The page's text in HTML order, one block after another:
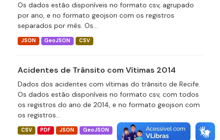
Os dados estão disponíveis no formato csv, agrupado
por ano, e no formato geojson com os registros
separados por mês. Os...
JSON GeoJSON CSV
Acidentes de Trânsito com Vítimas 2014
Dados dos acidentes com vítimas do trânsito de Recife.
Os dados estão disponíveis no formato csv, com todos
os registros do ano de 2014, e no formato geojson com
os registros...
CSV PDF JSON GeoJSON